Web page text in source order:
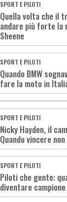
SPORT E PILOTI
Quella volta che il
andare più forte la
Sheene
SPORT E PILOTI
Quando BMW
fare la moto in
SPORT E PILOTI
Nicky Hayden, il
Quando vincere
SPORT E PILOTI
Piloti che gente:
diventare